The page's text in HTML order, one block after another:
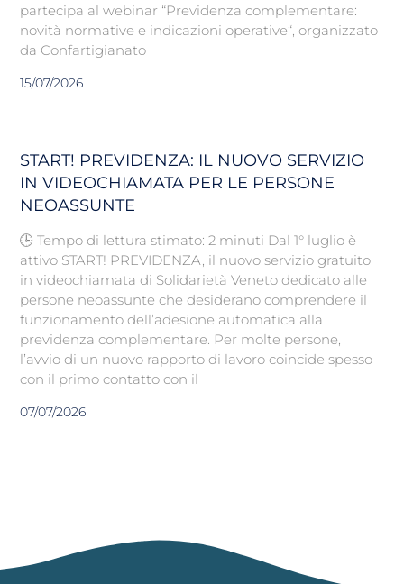
partecipa al webinar “Previdenza complementare:
novità normative e indicazioni operative“, organizzato
da Confartigianato
15/07/2026
START! PREVIDENZA: IL NUOVO SERVIZIO
IN VIDEOCHIAMATA PER LE PERSONE
NEOASSUNTE
🕒 Tempo di lettura stimato: 2 minuti Dal 1° luglio è
attivo START! PREVIDENZA, il nuovo servizio gratuito
in videochiamata di Solidarietà Veneto dedicato alle
persone neoassunte che desiderano comprendere il
funzionamento dell’adesione automatica alla
previdenza complementare. Per molte persone,
l’avvio di un nuovo rapporto di lavoro coincide spesso
con il primo contatto con il
07/07/2026